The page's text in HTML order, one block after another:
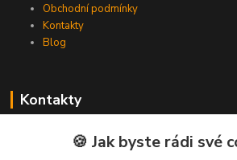
Obchodní podmínky
Kontakty
Blog
Kontakty
Zákaznická podpora Spojovat.cz
+420 606 036 459
🍪 Jak byste rádi své